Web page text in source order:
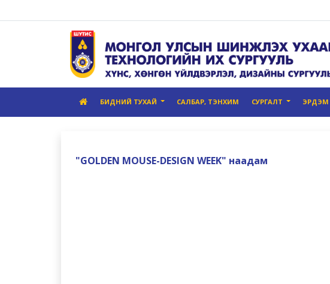
БИДНИЙ ТУХАЙ САЛБАР, ТЭНХИМ СУРГАЛТ
"GOLDEN MOUSE-DESIGN WEEK" наадам